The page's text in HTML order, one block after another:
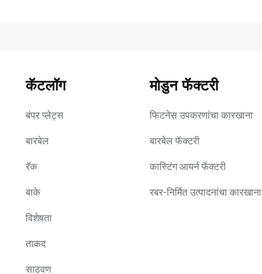
कॅटलॉग
बंपर प्लेट्स
बारबेल
रॅक
बाके
विशेषता
ताकद
साठवण
मोडुन फॅक्टरी
फिटनेस उपकरणांचा कारखाना
बारबेल फॅक्टरी
कास्टिंग आयर्न फॅक्टरी
रबर-निर्मित उत्पादनांचा कारखाना